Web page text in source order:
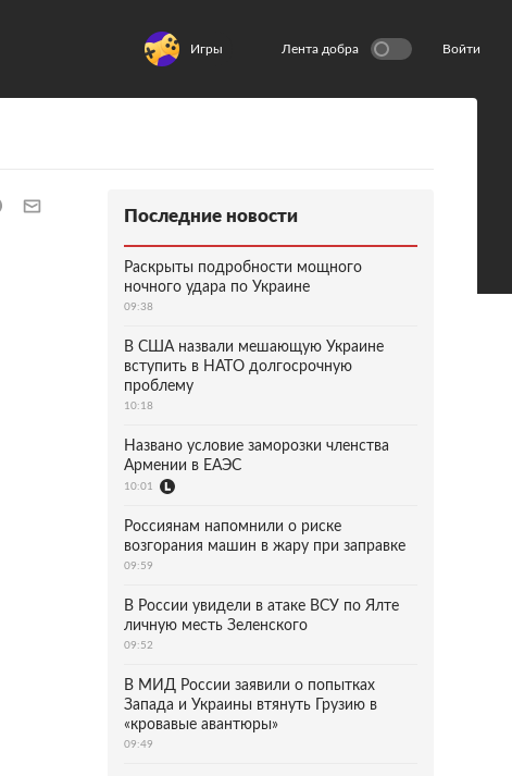
Игры Лента добра Войти
Последние новости
Раскрыты подробности мощного
ночного удара по Украине
09:38
В США назвали мешающую Украине
вступить в НАТО долгосрочную
проблему
10:18
Названо условие заморозки членства
Армении в ЕАЭС
10:01
Россиянам напомнили о риске
возгорания машин в жару при заправке
09:59
В России увидели в атаке ВСУ по Ялте
личную месть Зеленского
09:52
В МИД России заявили о попытках
Запада и Украины втянуть Грузию в
«кровавые авантюры»
09:49